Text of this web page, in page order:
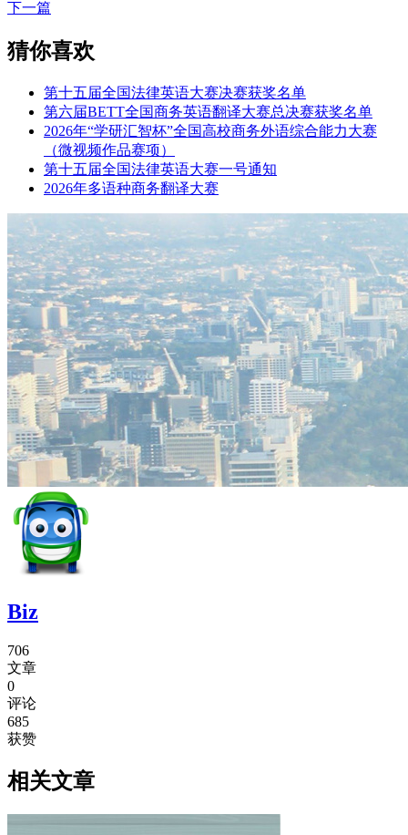
下一篇
猜你喜欢
第十五届全国法律英语大赛决赛获奖名单
第六届BETT全国商务英语翻译大赛总决赛获奖名单
2026年“学研汇智杯”全国高校商务外语综合能力大赛
（微视频作品赛项）
第十五届全国法律英语大赛一号通知
2026年多语种商务翻译大赛
Biz
706
文章
0
评论
685
获赞
相关文章